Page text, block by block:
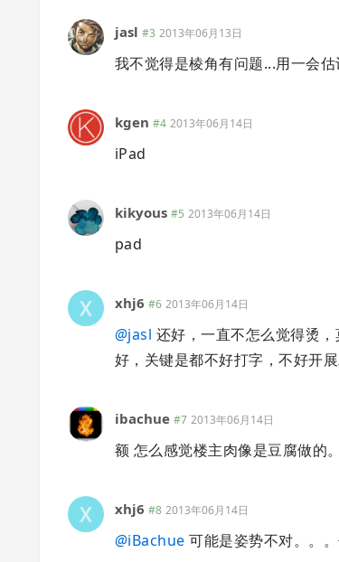
jasl #3 2013年06月13日
我不觉得是棱角有问题...用一会
kgen #4 2013年06月14日
iPad
kikyous #5 2013年06月14日
pad
xhj6 #6 2013年06月14日
@jasl 还好，一直不怎么觉得烫
好，关键是都不好打字，不好开
ibachue #7 2013年06月14日
额 怎么感觉楼主肉像是豆腐做的。
xhj6 #8 2013年06月14日
@iBachue 可能是姿势不对。。